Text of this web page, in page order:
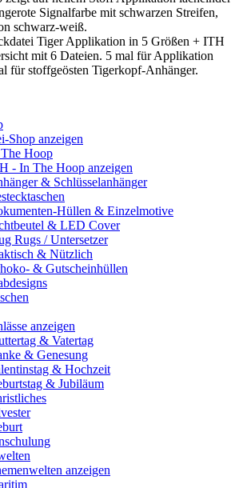
Shop anzeigen
Hoop
- In The Hoop anzeigen
& Schlüsselanhänger
Hüllen & Einzelmotive
& LED Cover
Rugs / Untersetzer
& Nützlich
& Gutscheinhüllen
anzeigen
& Vatertag
& Genesung
& Hochzeit
& Jubiläum
anzeigen